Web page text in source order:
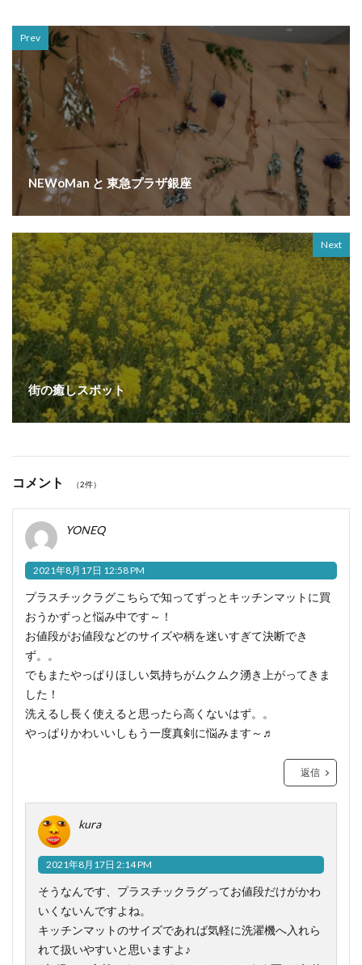
Prev
NEWoMan と 東急プラザ銀座
Next
街の癒しスポット
コメント （2件）
YONEQ
2021年8月17日 12:58 PM
プラスチックラグこちらで知ってずっとキッチンマットに買
おうかずっと悩み中です～！
お値段がお値段などのサイズや柄を迷いすぎて決断でき
ず。。
でもまたやっぱりほしい気持ちがムクムク湧き上がってきま
した！
洗えるし長く使えると思ったら高くないはず。。
やっぱりかわいいしもう一度真剣に悩みます～♬
返信
kura
2021年8月17日 2:14 PM
そうなんです、プラスチックラグってお値段だけがかわ
いくないんですよね。
キッチンマットのサイズであれば気軽に洗濯機へ入れら
れて扱いやすいと思いますよ♪